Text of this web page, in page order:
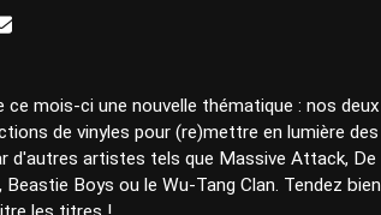
ce mois-ci une nouvelle thématique : nos deux
de vinyles pour (re)mettre en lumière des
d'autres artistes tels que Massive Attack, De
Boys ou le Wu-Tang Clan. Tendez bien